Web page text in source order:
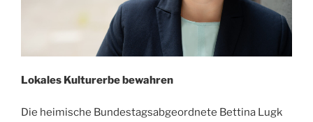
Lokales Kulturerbe bewahren
Die heimische Bundestagsabgeordnete Bettina Lugk